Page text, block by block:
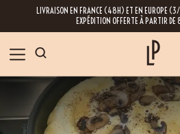
LIVRAISON EN FRANCE (48H) ET EN EUROPE
EXPÉDITION OFFERTE À PARTIR
NOS ÉPICES
INSCRIVEZ-VOUS À LA